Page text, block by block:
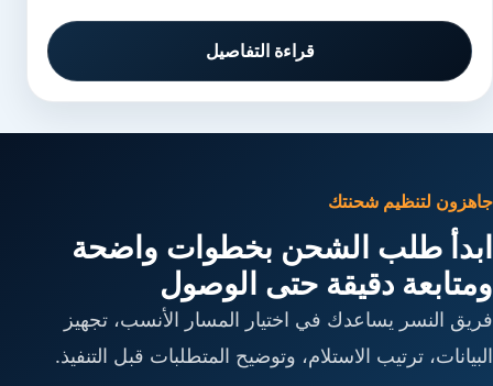
قراءة التفاصيل
جاهزون لتنظيم شحنتك
ابدأ طلب الشحن بخطوات واضحة
ومتابعة دقيقة حتى الوصول
فريق النسر يساعدك في اختيار المسار الأنسب، تجهيز
البيانات، ترتيب الاستلام، وتوضيح المتطلبات قبل التنفيذ.